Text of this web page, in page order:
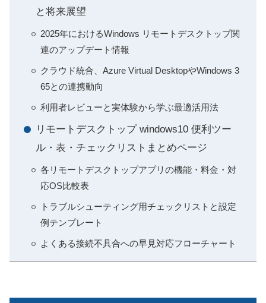
と将来展望
2025年におけるWindows リモートデスクトップ関
連のアップデート情報
クラウド統合、Azure Virtual DesktopやWindows 3
65との連携動向
利用者レビューと実体験から学ぶ最適活用法
リモートデスクトップ windows10 便利ツー
ル・表・チェックリストまとめページ
各リモートデスクトップアプリの機能・料金・対
応OS比較表
トラブルシューティング用チェックリストと設定
例テンプレート
よくある接続不具合への早見対応フローチャート